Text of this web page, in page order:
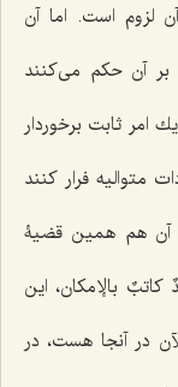
لزوم است. اما آن
آن حكم مى‌كنند
امر ثابت برخوردار
متوالیه فرار كنند
آن هم همین قضیۀ
كاتبٌ بالإمكان، این
در آنجا هست، در